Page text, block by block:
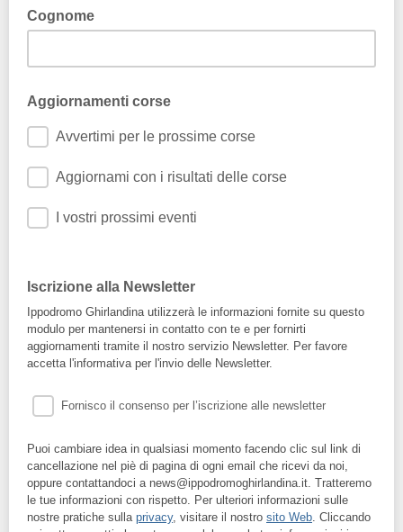
Cognome
Aggiornamenti corse
Avvertimi per le prossime corse
Aggiornami con i risultati delle corse
I vostri prossimi eventi
Iscrizione alla Newsletter
Ippodromo Ghirlandina utilizzerà le informazioni fornite su questo
modulo per mantenersi in contatto con te e per fornirti
aggiornamenti tramite il nostro servizio Newsletter. Per favore
accetta l'informativa per l'invio delle Newsletter.
Fornisco il consenso per l’iscrizione alle newsletter
Puoi cambiare idea in qualsiasi momento facendo clic sul link di
cancellazione nel piè di pagina di ogni email che ricevi da noi,
oppure contattandoci a news@ippodromoghirlandina.it. Tratteremo
le tue informazioni con rispetto. Per ulteriori informazioni sulle
nostre pratiche sulla privacy, visitare il nostro sito Web. Cliccando